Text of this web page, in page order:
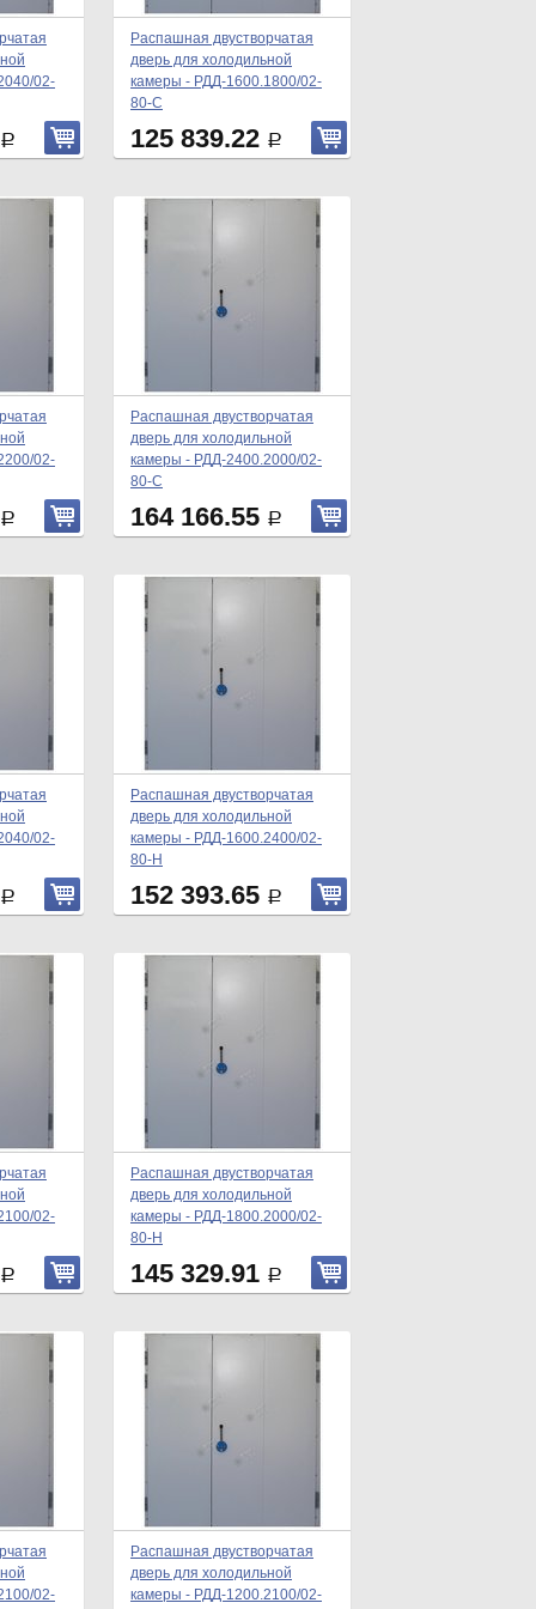
02-
Р
Распашная двустворчатая
дверь для холодильной
камеры - РДД-1600.1800/02-
80-С
125 839.22 Р
02-
Р
Распашная двустворчатая
дверь для холодильной
камеры - РДД-2400.2000/02-
80-С
164 166.55 Р
02-
Р
Распашная двустворчатая
дверь для холодильной
камеры - РДД-1600.2400/02-
80-Н
152 393.65 Р
02-
Р
Распашная двустворчатая
дверь для холодильной
камеры - РДД-1800.2000/02-
80-Н
145 329.91 Р
02-
Распашная двустворчатая
дверь для холодильной
камеры - РДД-1200.2100/02-